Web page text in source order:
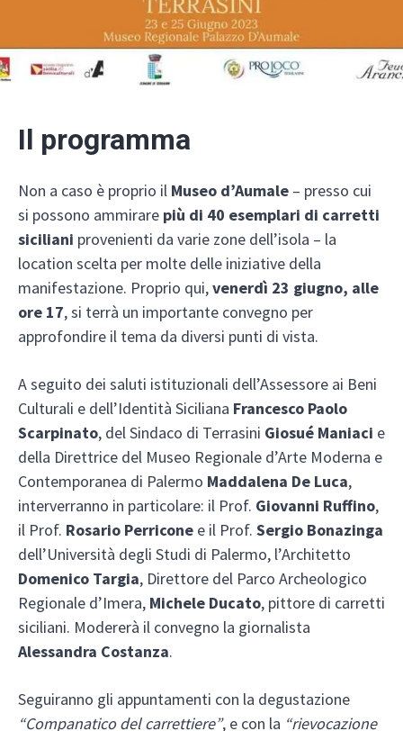
Il programma
Non a caso è proprio il Museo d’Aumale – presso cui
si possono ammirare più di 40 esemplari di carretti
siciliani provenienti da varie zone dell’isola – la
location scelta per molte delle iniziative della
manifestazione. Proprio qui,venerdì 23 giugno, alle
ore 17, si terrà un importante convegno per
approfondire il tema da diversi punti di vista.
A seguito dei saluti istituzionali dell’Assessore ai Beni
Culturali e dell’Identità Siciliana Francesco Paolo
Scarpinato, del Sindaco di Terrasini Giosué Maniaci e
della Direttrice del Museo Regionale d’Arte Moderna e
Contemporanea di Palermo Maddalena De Luca,
interverranno in particolare: il Prof. Giovanni Ruffino,
il Prof. Rosario Perricone e il Prof. Sergio Bonazinga
dell’Università degli Studi di Palermo, l’Architetto
Domenico Targia, Direttore del Parco Archeologico
Regionale d’Imera, Michele Ducato, pittore di carretti
siciliani. Modererà il convegno la giornalista
Alessandra Costanza.
Seguiranno gli appuntamenti con la degustazione
“Companatico del carrettiere”, e con la “rievocazione